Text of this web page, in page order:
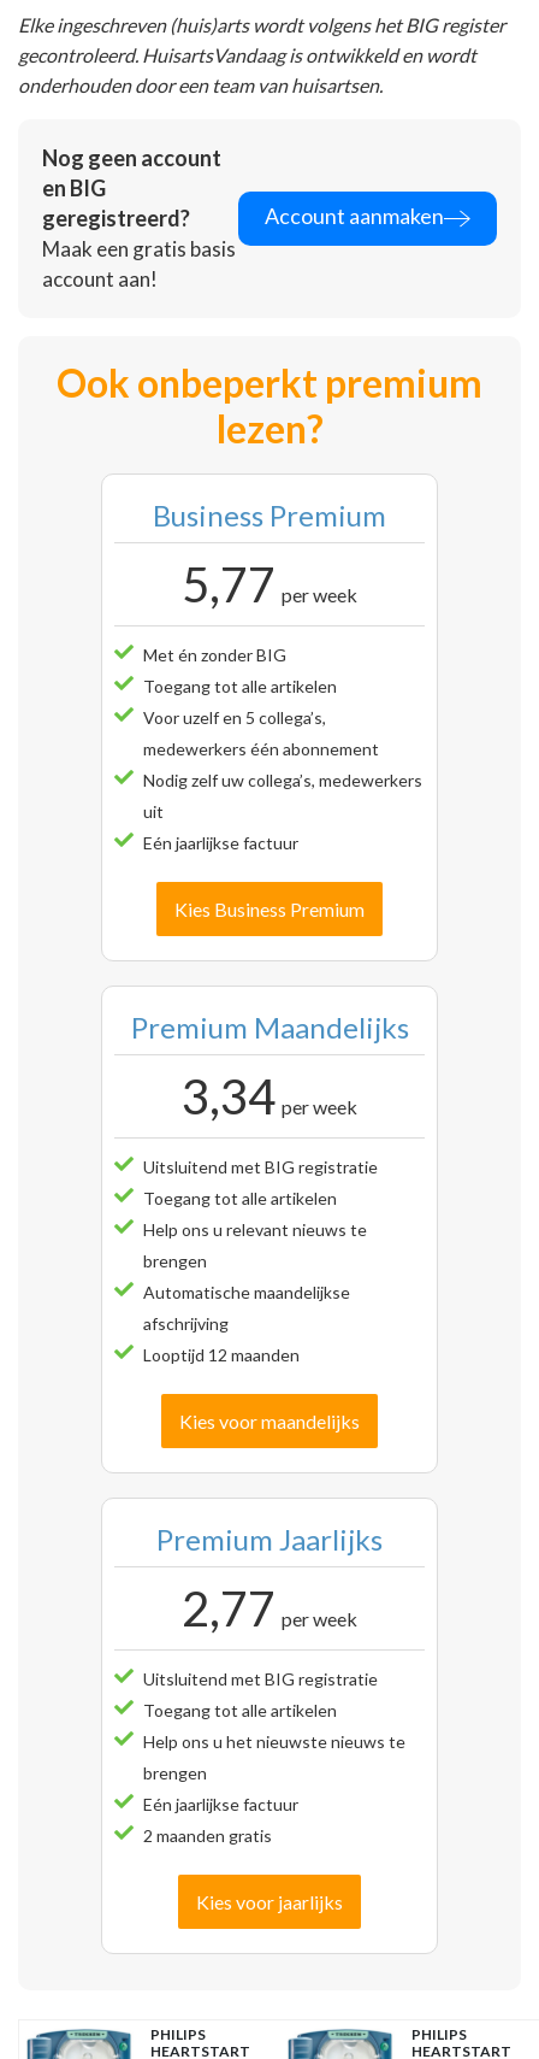
Elke ingeschreven (huis)arts wordt volgens het BIG register
gecontroleerd. HuisartsVandaag is ontwikkeld en wordt
onderhouden door een team van huisartsen.
Nog geen account
en BIG
geregistreerd?
Maak een gratis basis
account aan!
Account aanmaken
Ook onbeperkt premium
lezen?
Business Premium
5,77 per week
Met én zonder BIG
Toegang tot alle artikelen
Voor uzelf en 5 collega’s,
medewerkers één abonnement
Nodig zelf uw collega’s, medewerkers
uit
Eén jaarlijkse factuur
Kies Business Premium
Premium Maandelijks
3,34 per week
Uitsluitend met BIG registratie
Toegang tot alle artikelen
Help ons u relevant nieuws te
brengen
Automatische maandelijkse
afschrijving
Looptijd 12 maanden
Kies voor maandelijks
Premium Jaarlijks
2,77 per week
Uitsluitend met BIG registratie
Toegang tot alle artikelen
Help ons u het nieuwste nieuws te
brengen
Eén jaarlijkse factuur
2 maanden gratis
Kies voor jaarlijks
PHILIPS
HEARTSTART
PHILIPS
HEARTSTART